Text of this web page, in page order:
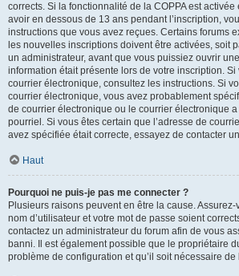
corrects. Si la fonctionnalité de la COPPA est
avoir en dessous de 13 ans pendant l’inscription,
instructions que vous avez reçues. Certains forums
les nouvelles inscriptions doivent être activées, soit
un administrateur, avant que vous puissiez ouvrir
information était présente lors de votre inscription. Si
courrier électronique, consultez les instructions. Si
courrier électronique, vous avez probablement
de courrier électronique ou le courrier électronique
pourriel. Si vous êtes certain que l’adresse de
avez spécifiée était correcte, essayez de contacter
Haut
Pourquoi ne puis-je pas me connecter ?
Plusieurs raisons peuvent en être la cause.
nom d’utilisateur et votre mot de passe soient
contactez un administrateur du forum afin de vous
banni. Il est également possible que le propriétaire
problème de configuration et qu’il soit nécessaire de